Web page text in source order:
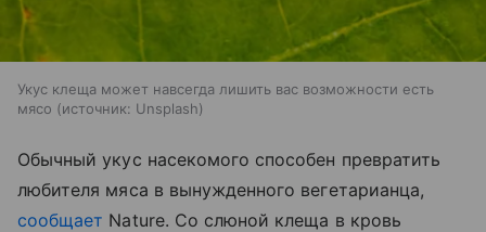
Укус клеща может навсегда лишить вас возможности есть
мясо
источник: Unsplash
Обычный укус насекомого способен превратить
любителя мяса в вынужденного вегетарианца,
сообщает Nature. Со слюной клеща в кровь